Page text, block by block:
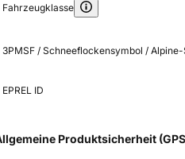
Fahrzeugklasse
3PMSF / Schneeflockensymbol /
EPREL ID
Produktsicherheit